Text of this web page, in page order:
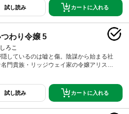
令に従って、賢く美しい完璧な息子を演じ
けれど、夜会で出会った男はアリスの嘘
試し読み カートに入れる
つわり令嬢 5
しろこ
しているのは嘘と傷。陰謀から始まる社
門貴族・リッジウェイ家の令嬢アリス
令に従って、賢く美しい完璧な息子を演じ
けれど、夜会で出会った男はアリスの嘘
いてしまう。しかも彼は、リッジウェイ
試し読み カートに入れる